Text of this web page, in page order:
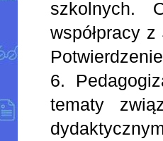
szkolnych.
współpracy
6.
tematy